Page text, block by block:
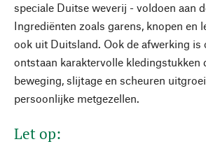
speciale Duitse weverij - voldoen aan
Ingrediënten zoals garens, knopen en
ook uit Duitsland. Ook de afwerking is
ontstaan karaktervolle kledingstukken
beweging, slijtage en scheuren
persoonlijke metgezellen.
Let op: